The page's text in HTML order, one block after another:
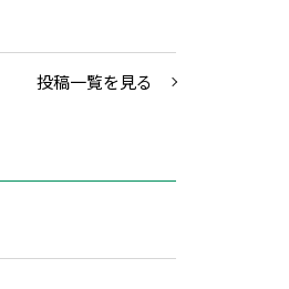
投稿一覧を見る